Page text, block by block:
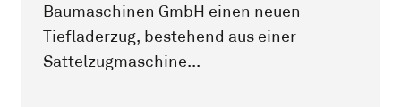
Baumaschinen GmbH einen neuen
Tiefladerzug, bestehend aus einer
Sattelzugmaschine...